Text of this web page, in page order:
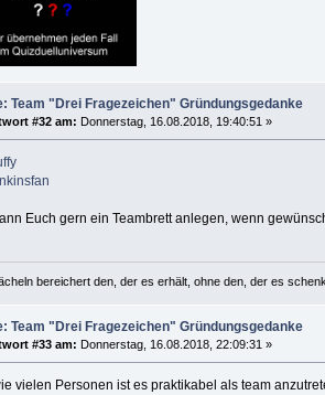
Team "Drei Fragezeichen" Gründungsgedanke
#32 am: Donnerstag, 16.08.2018, 19:40:51 »
Euch gern ein Teambrett anlegen, wenn
bereichert den, der es erhält, ohne den, der es
Team "Drei Fragezeichen" Gründungsgedanke
#33 am: Donnerstag, 16.08.2018, 22:09:31 »
vielen Personen ist es praktikabel als team